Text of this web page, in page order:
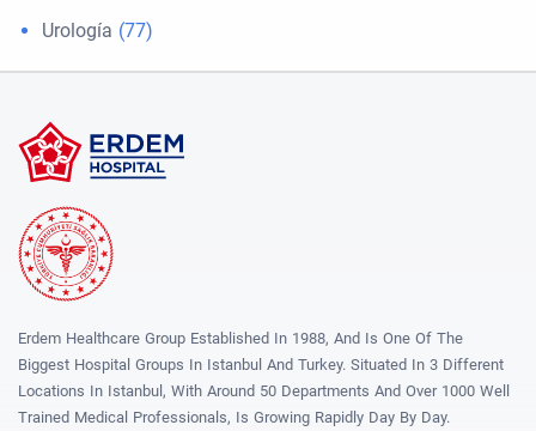
Urología (77)
Erdem Healthcare Group Established In 1988, And Is One Of The
Biggest Hospital Groups In Istanbul And Turkey. Situated In 3 Different
Locations In Istanbul, With Around 50 Departments And Over 1000 Well
Trained Medical Professionals, Is Growing Rapidly Day By Day.